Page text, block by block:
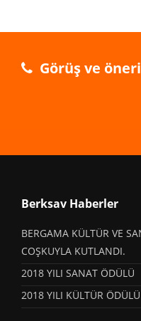
Görüş ve
Berksav Haberler
BERGAMA KÜLTÜR VE
COŞKUYLA KUTLANDI.
2018 YILI SANAT ÖDÜLÜ
2018 YILI KÜLTÜR ÖDÜLÜ